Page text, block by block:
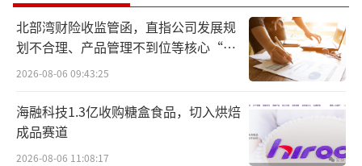
排队效应、贴地营销、品质定律叠加：掀
起全民“火锅+美酒”热潮
诚如所言，成都最受欢迎的火锅、成都最
懂美味的媒体与神采飞扬中国郎强强联手，实
现了排队效应、贴地营销、品质定律的相互叠
加。
北部湾财险收监管函，直指公司发展规
划不合理、产品管理不到位等核心“痛
点”
2026-08-06 09:43:25
海融科技1.3亿收购糖盒食品，切入烘焙
成品赛道
2026-08-06 11:08:17